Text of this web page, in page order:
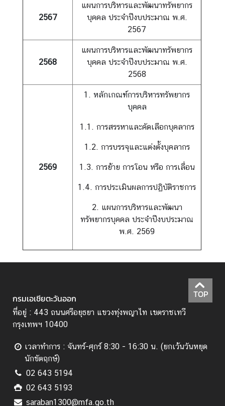
ย
ต
ะ
อ
อ
ก
ก
า
ร
ป
2567
แผนการบริหารและพัฒนาทรัพยากร
บุคคล ประจำปีงบประมาณ พ.ศ.
2567
2568
แผนการบริหารและพัฒนาทรัพยากร
บุคคล ประจำปีงบประมาณ พ.ศ.
2568
2569
1. หลักเกณฑ์การบริหารทรัพยากร
บุคคล
1.1. การสรรหาและคัดเลือกบุคลากร
1.2. การบรรจุและแต่งตั้งบุคลากร
1.3. การย้าย การโอน หรือ การเลื่อน
1.4. การประเมินผลการปฏิบัติราชการ
2. แผนการบริหารและพัฒนา
ทรัพยากรบุคคล ประจำปีงบประมาณ
พ.ศ. 2569
TOP
กรมเอเชียตะวันออก
ที่อยู่ : 443 ถนนศรีอยุธยา แขวงทุ่งพญาไท เขตราชเทวี
กรุงเทพฯ 10400
เวลาทำการ : จันทร์-ศุกร์ 8:30 - 16:30 น. (ยกเว้นวันหยุด
นักขัตฤกษ์)
02 643 5194
02 643 5193
saraban1300@mfa.go.th